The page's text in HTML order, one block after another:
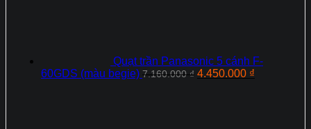
Quạt trần Panasonic 5 cánh F-
60GDS (màu begie) 7.160.000₫ Giá
4.450.000 ₫